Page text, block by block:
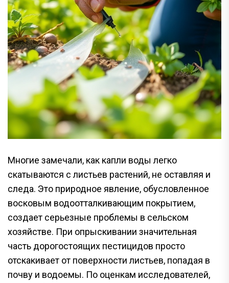
Многие замечали, как капли воды легко
скатываются с листьев растений, не оставляя и
следа. Это природное явление, обусловленное
восковым водоотталкивающим покрытием,
создает серьезные проблемы в сельском
хозяйстве. При опрыскивании значительная
часть дорогостоящих пестицидов просто
отскакивает от поверхности листьев, попадая в
почву и водоемы. По оценкам исследователей,